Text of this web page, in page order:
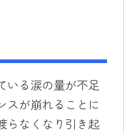
いる涙の量が不足
スが崩れることに
らなくなり引き起